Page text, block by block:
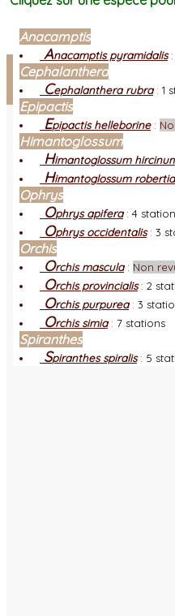
Facebook
Connexion adhérent
Anacamptis
Anacamptis pyramidalis:
Cephalanthera
Cephalanthera rubra: 1
Epipactis
Epipactis helleborine:
Himantoglossum
Himantoglossum
Himantoglossum
Ophrys
Ophrys apifera: 4
Ophrys occidentalis: 3
Orchis
Orchis mascula: Non
Orchis provincialis: 2
Orchis purpurea: 3
Orchis simia: 7 stations
Spiranthes
Spiranthes spiralis: 5